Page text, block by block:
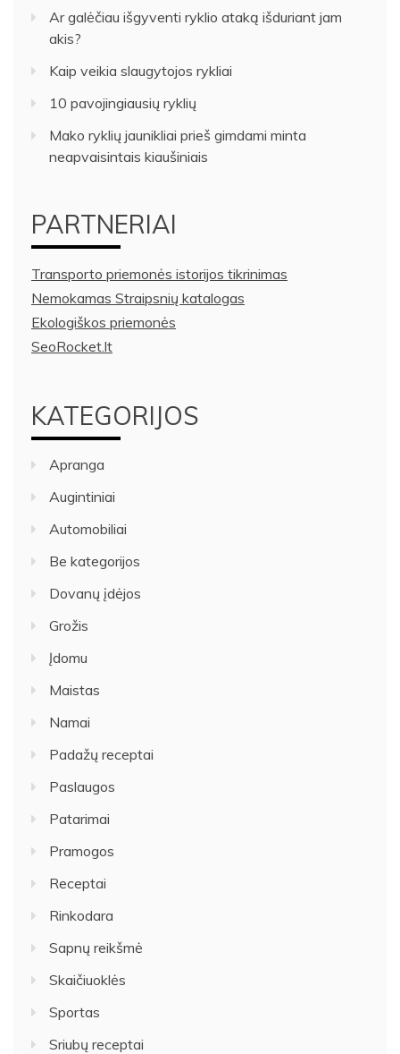
Ar galėčiau išgyventi ryklio ataką išduriant jam
akis?
Kaip veikia slaugytojos rykliai
10 pavojingiausių ryklių
Mako ryklių jaunikliai prieš gimdami minta
neapvaisintais kiaušiniais
PARTNERIAI
Transporto priemonės istorijos tikrinimas
Nemokamas Straipsnių katalogas
Ekologiškos priemonės
SeoRocket.lt
KATEGORIJOS
Apranga
Augintiniai
Automobiliai
Be kategorijos
Dovanų įdėjos
Grožis
Įdomu
Maistas
Namai
Padažų receptai
Paslaugos
Patarimai
Pramogos
Receptai
Rinkodara
Sapnų reikšmė
Skaičiuoklės
Sportas
Sriubų receptai